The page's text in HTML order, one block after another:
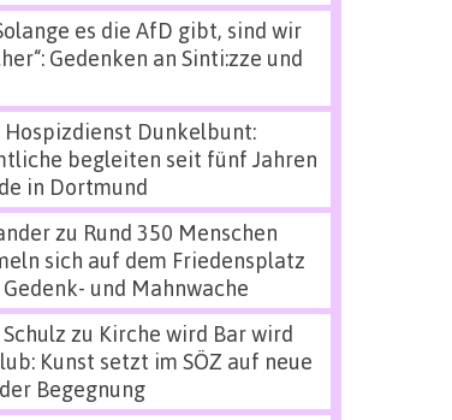
es die AfD gibt, sind wir
Gedenken an Sinti:zze und
Hospizdienst Dunkelbunt:
begleiten seit fünf Jahren
in Dortmund
zu Rund 350 Menschen
sich auf dem Friedensplatz
und Mahnwache
zu Kirche wird Bar wird
Kunst setzt im SÖZ auf neue
Begegnung